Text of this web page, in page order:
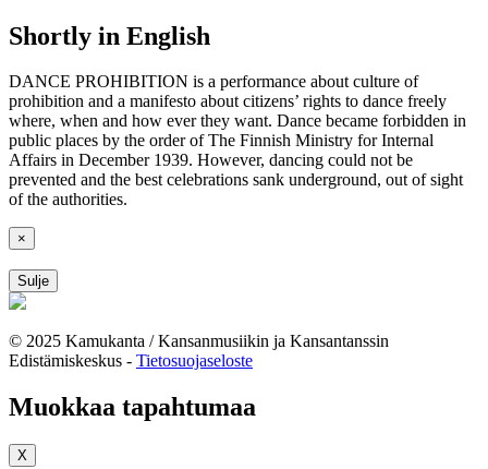
Shortly in English
DANCE PROHIBITION is a performance about culture of
prohibition and a manifesto about citizens’ rights to dance freely
where, when and how ever they want. Dance became forbidden in
public places by the order of The Finnish Ministry for Internal
Affairs in December 1939. However, dancing could not be
prevented and the best celebrations sank underground, out of sight
of the authorities.
×
Sulje
© 2025 Kamukanta / Kansanmusiikin ja Kansantanssin
Edistämiskeskus - Tietosuojaseloste
Muokkaa tapahtumaa
X